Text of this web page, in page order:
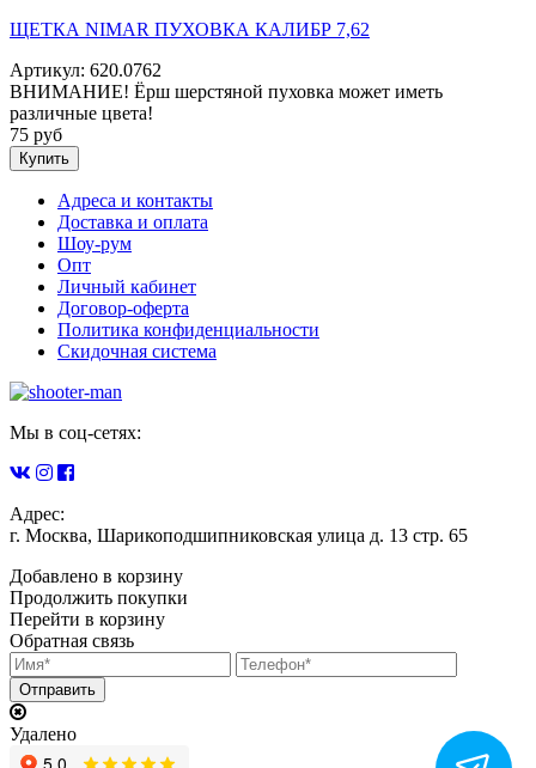
ЩЕТКА NIMAR ПУХОВКА КАЛИБР 7,62
Артикул: 620.0762
ВНИМАНИЕ! Ёрш шерстяной пуховка может иметь
различные цвета!
75 руб
Купить
Адреса и контакты
Доставка и оплата
Шоу-рум
Опт
Личный кабинет
Договор-оферта
Политика конфиденциальности
Скидочная система
Мы в соц-сетях:
Адрес:
г. Москва, Шарикоподшипниковская улица д. 13 стр. 65
Добавлено в корзину
Продолжить покупки
Перейти в корзину
Обратная связь
Удалено